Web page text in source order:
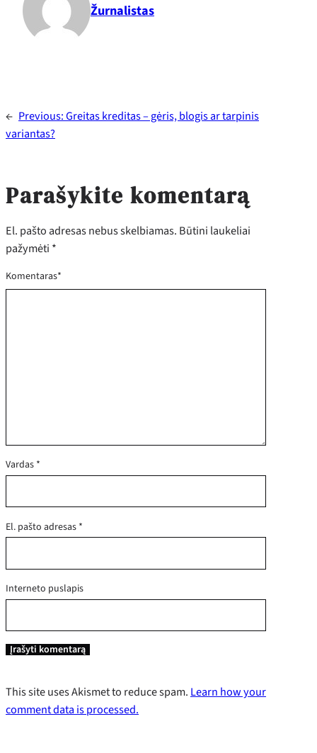
Žurnalistas
← Previous:Greitas kreditas – gėris, blogis ar tarpinis
variantas?
Parašykite komentarą
El. pašto adresas nebus skelbiamas. Būtini laukeliai
pažymėti *
Komentaras*
Vardas *
El. pašto adresas *
Interneto puslapis
This site uses Akismet to reduce spam. Learn how your
comment data is processed.